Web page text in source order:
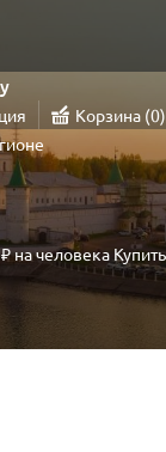
Корзина 0
на человека Купить